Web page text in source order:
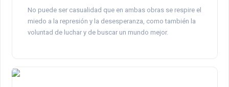
No puede ser casualidad que en ambas obras se respire el
miedo a la represión y la desesperanza, como también la
voluntad de luchar y de buscar un mundo mejor.